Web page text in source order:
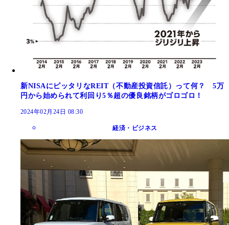
新NISAにピッタリなREIT（不動産投資信託）って何？ 5万
円から始められて利回り5％超の優良銘柄がゴロゴロ！
2024年02月24日 08:30
経済・ビジネス